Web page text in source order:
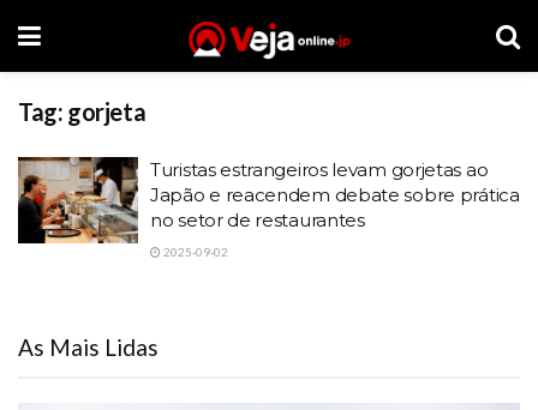
Tag: gorjeta
Turistas estrangeiros levam gorjetas ao
Japão e reacendem debate sobre prática
no setor de restaurantes
2025-09-02
As Mais Lidas